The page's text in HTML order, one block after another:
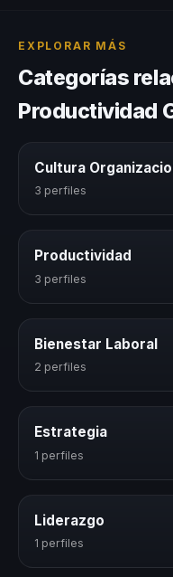
EXPLORAR MÁS
Categorías
Productividad
Cultura
3 perfiles
Productividad
3 perfiles
Bienestar Laboral
2 perfiles
Estrategia
1 perfiles
Liderazgo
1 perfiles